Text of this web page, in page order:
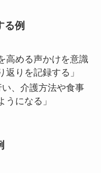
る例
高める声かけを意識
返りを記録する」
い、介護方法や食事
うになる」